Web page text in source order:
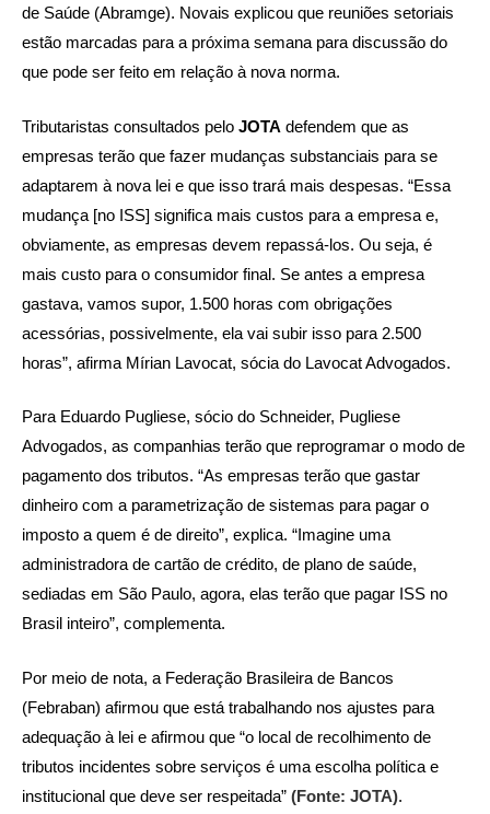
de Saúde (Abramge). Novais explicou que reuniões setoriais
estão marcadas para a próxima semana para discussão do
que pode ser feito em relação à nova norma.
Tributaristas consultados pelo JOTA defendem que as
empresas terão que fazer mudanças substanciais para se
adaptarem à nova lei e que isso trará mais despesas. “Essa
mudança [no ISS] significa mais custos para a empresa e,
obviamente, as empresas devem repassá-los. Ou seja, é
mais custo para o consumidor final. Se antes a empresa
gastava, vamos supor, 1.500 horas com obrigações
acessórias, possivelmente, ela vai subir isso para 2.500
horas”, afirma Mírian Lavocat, sócia do Lavocat Advogados.
Para Eduardo Pugliese, sócio do Schneider, Pugliese
Advogados, as companhias terão que reprogramar o modo de
pagamento dos tributos. “As empresas terão que gastar
dinheiro com a parametrização de sistemas para pagar o
imposto a quem é de direito”, explica. “Imagine uma
administradora de cartão de crédito, de plano de saúde,
sediadas em São Paulo, agora, elas terão que pagar ISS no
Brasil inteiro”, complementa.
Por meio de nota, a Federação Brasileira de Bancos
(Febraban) afirmou que está trabalhando nos ajustes para
adequação à lei e afirmou que “o local de recolhimento de
tributos incidentes sobre serviços é uma escolha política e
institucional que deve ser respeitada” (Fonte: JOTA).